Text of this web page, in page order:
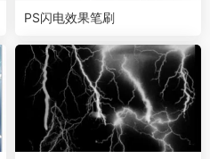
PS闪电效果笔刷